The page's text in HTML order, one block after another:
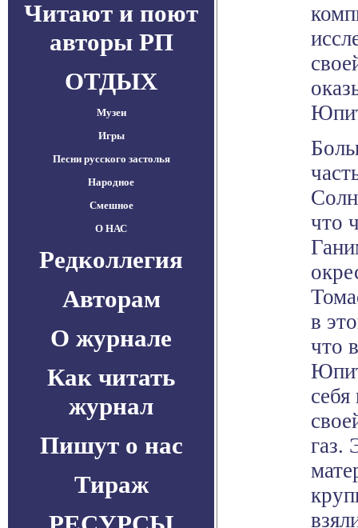
Читают и поют
авторы РП
ОТДЫХ
Музеи
Игры
Песни русского застолья
Народное
Смешное
О НАС
Редколлегия
Авторам
О журнале
Как читать
журнал
Пишут о нас
Тираж
что
в
что
газ.